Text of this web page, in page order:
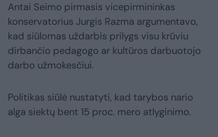
Antai Seimo pirmasis vicepirmininkas
konservatorius Jurgis Razma argumentavo,
kad siūlomas uždarbis prilygs visu krūviu
dirbančio pedagogo ar kultūros darbuotojo
darbo užmokesčiui.
Politikas siūlė nustatyti, kad tarybos nario
alga siektų bent 15 proc. mero atlyginimo.